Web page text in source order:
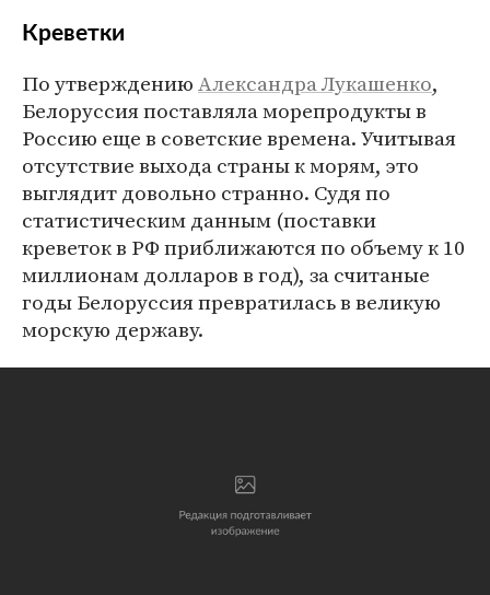
Креветки
По утверждениюАлександра Лукашенко,
Белоруссия поставляла морепродукты в
Россию еще в советские времена. Учитывая
отсутствие выхода страны к морям, это
выглядит довольно странно. Судя по
статистическим данным (поставки
креветок в РФ приближаются по объему к 10
миллионам долларов в год), за считаные
годы Белоруссия превратилась в великую
морскую державу.